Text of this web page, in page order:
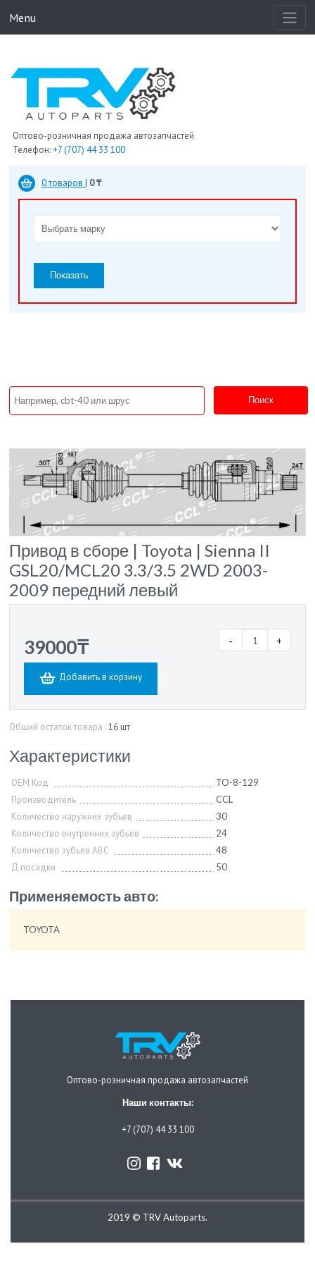
Menu
Оптово-розничная продажа автозапчастей
Телефон:+7 (707) 44 33 100
0 товаров | 0 ₸
Показать
Поиск
Привод в сборе | Toyota | Sienna II
GSL20/MCL20 3.3/3.5 2WD 2003-
2009 передний левый
39000₸ - +
Добавить в корзину
Общий остаток товара :16 шт
Характеристики
OEM Код TO-8-129
Производитель CCL
Количество наружних зубьев 30
Количество внутренних зубьев 24
Количество зубьев ABC 48
Д посадки 50
Применяемость авто:
TOYOTA
Оптово-розничная продажа автозапчастей
Наши контакты:
+7 (707) 44 33 100
2019 © TRV Autoparts.